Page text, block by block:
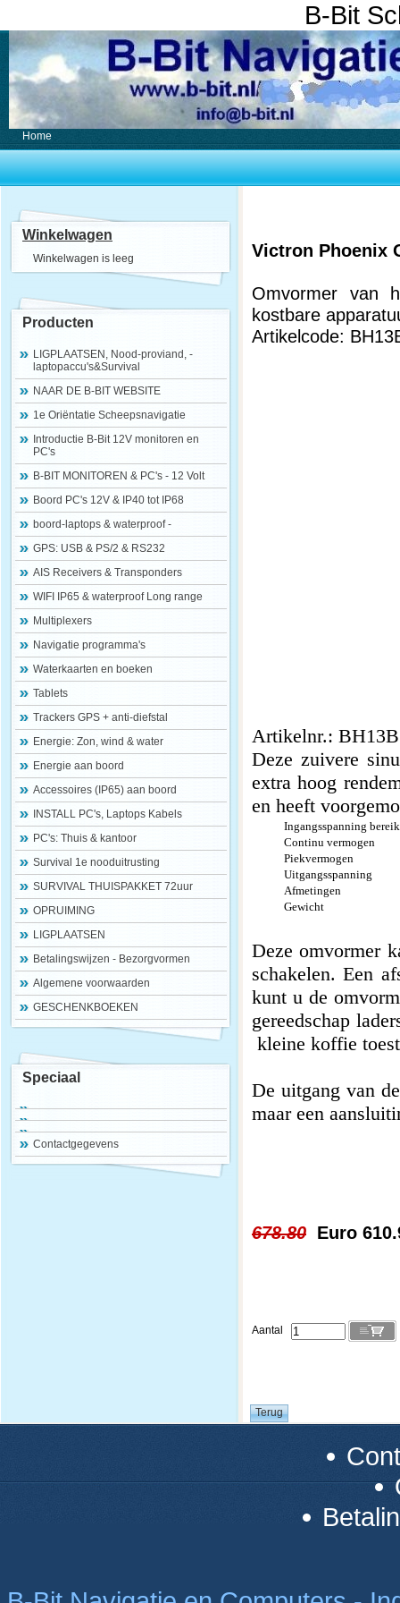
B-Bit
Home
Winkelwagen
Winkelwagen is leeg
Producten
LIGPLAATSEN, Nood-proviand, -
laptopaccu's&Survival
NAAR DE B-BIT WEBSITE
1e Oriëntatie Scheepsnavigatie
Introductie B-Bit 12V monitoren en
PC's
B-BIT MONITOREN & PC's - 12 Volt
Boord PC's 12V & IP40 tot IP68
boord-laptops & waterproof -
GPS: USB & PS/2 & RS232
AIS Receivers & Transponders
WIFI IP65 & waterproof Long range
Multiplexers
Navigatie programma's
Waterkaarten en boeken
Tablets
Trackers GPS + anti-diefstal
Energie: Zon, wind & water
Energie aan boord
Accessoires (IP65) aan boord
INSTALL PC's, Laptops Kabels
PC's: Thuis & kantoor
Survival 1e nooduitrusting
SURVIVAL THUISPAKKET 72uur
OPRUIMING
LIGPLAATSEN
Betalingswijzen - Bezorgvormen
Algemene voorwaarden
GESCHENKBOEKEN
Speciaal
Contactgegevens
Victron Phoenix
Omvormer van
kostbare
Artikelcode:
Artikelnr.:
Deze zuivere
extra hoog
en heeft
Ingangsspanning bereik
Continu vermogen
Piekvermogen
Uitgangsspanning
Afmetingen
Gewicht
Deze omvormer
schakelen. Een
kunt u de
gereedschap
kleine koffie
De uitgang van
maar een
678.80 Euro
Aantal